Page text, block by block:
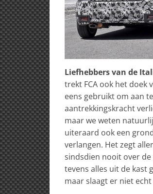
Liefhebbers van de
trekt FCA ook het doek
eens gebruikt om aan
aantrekkingskracht
maar we weten
uiteraard ook een
verlangen. Het zegt
sindsdien nooit over
tevens alles uit de kast
maar slaagt er niet